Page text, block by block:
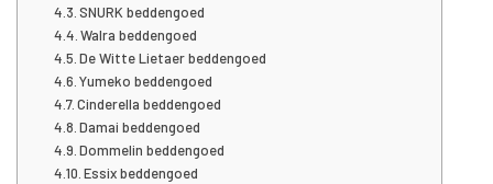
SNURK beddengoed
Walra beddengoed
De Witte Lietaer beddengoed
Yumeko beddengoed
Cinderella beddengoed
Damai beddengoed
Dommelin beddengoed
Essix beddengoed